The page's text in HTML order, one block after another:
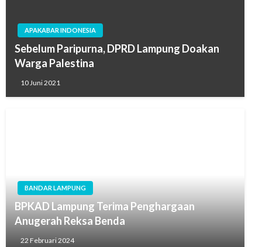
APAKABAR INDONESIA
Sebelum Paripurna, DPRD Lampung Doakan
Warga Palestina
10 Juni 2021
BANDAR LAMPUNG
BPKAD Lampung Terima Penghargaan
Anugerah Reksa Benda
22 Februari 2024